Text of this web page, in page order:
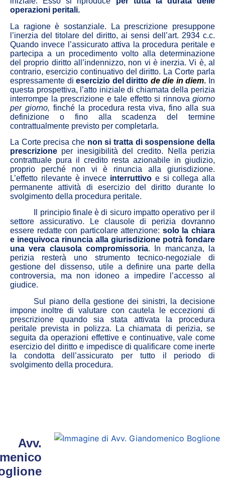
operazioni peritali.
La ragione è sostanziale. La prescrizione presuppone
l’inerzia del titolare del diritto, ai sensi dell’art. 2934 c.c.
Quando invece l’assicurato attiva la procedura peritale e
partecipa a un procedimento volto alla determinazione
del proprio diritto all’indennizzo, non vi è inerzia. Vi è, al
contrario, esercizio continuativo del diritto. La Corte parla
espressamente diesercizio del diritto de die in diem. In
questa prospettiva, l’atto iniziale di chiamata della perizia
interrompe la prescrizione e tale effetto si rinnova giorno
per giorno, finché la procedura resta viva, fino alla sua
definizione o fino alla scadenza del termine
contrattualmente previsto per completarla.
La Corte precisa che non si tratta di sospensione della
prescrizione per inesigibilità del credito. Nella perizia
contrattuale pura il credito resta azionabile in giudizio,
proprio perché non vi è rinuncia alla giurisdizione.
L’effetto rilevante è invece interruttivo e si collega alla
permanente attività di esercizio del diritto durante lo
svolgimento della procedura peritale.
Il principio finale è di sicuro impatto operativo per il
settore assicurativo. Le clausole di perizia dovranno
essere redatte con particolare attenzione: solo la chiara
e inequivoca rinuncia alla giurisdizione potrà fondare
una vera clausola compromissoria. In mancanza, la
perizia resterà uno strumento tecnico-negoziale di
gestione del dissenso, utile a definire una parte della
controversia, ma non idoneo a impedire l’accesso al
giudice.
Sul piano della gestione dei sinistri, la decisione
impone inoltre di valutare con cautela le eccezioni di
prescrizione quando sia stata attivata la procedura
peritale prevista in polizza. La chiamata di perizia, se
seguita da operazioni effettive e continuative, vale come
esercizio del diritto e impedisce di qualificare come inerte
la condotta dell’assicurato per tutto il periodo di
svolgimento della procedura.
Avv.